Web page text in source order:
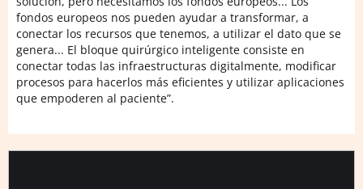
fondos europeos nos pueden ayudar a transformar, a
conectar los recursos que tenemos, a utilizar el dato que se
genera... El bloque quirúrgico inteligente consiste en
conectar todas las infraestructuras digitalmente, modificar
procesos para hacerlos más eficientes y utilizar aplicaciones
que empoderen al paciente”.